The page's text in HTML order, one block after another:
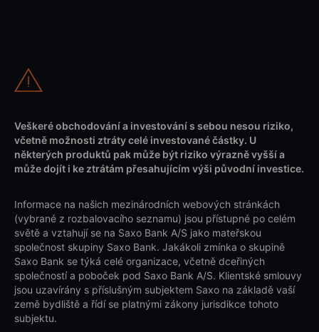
Veškeré obchodování a investování s sebou nesou riziko,
včetně možnosti ztráty celé investované částky. U
některých produktů pak může být riziko výrazně vyšší a
může dojít i ke ztrátám přesahujícím výši původní investice.
Informace na našich mezinárodních webových stránkách
(vybrané z rozbalovacího seznamu) jsou přístupné po celém
světě a vztahují se na Saxo Bank A/S jako mateřskou
společnost skupiny Saxo Bank. Jakákoli zmínka o skupině
Saxo Bank se týká celé organizace, včetně dceřiných
společností a poboček pod Saxo Bank A/S. Klientské smlouvy
jsou uzavírány s příslušným subjektem Saxo na základě vaší
země bydliště a řídí se platnými zákony jurisdikce tohoto
subjektu.